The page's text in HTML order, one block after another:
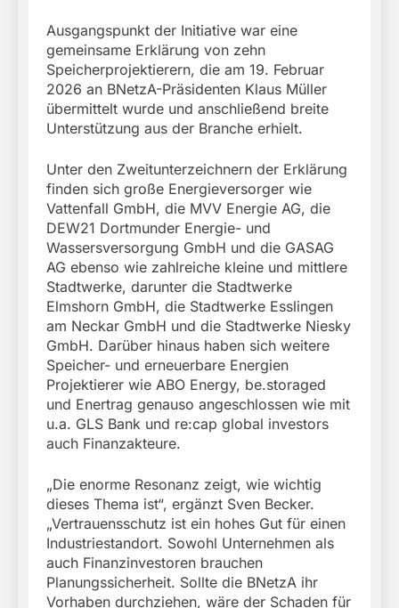
Ausgangspunkt der Initiative war eine
gemeinsame Erklärung von zehn
Speicherprojektierern, die am 19. Februar
2026 an BNetzA-Präsidenten Klaus Müller
übermittelt wurde und anschließend breite
Unterstützung aus der Branche erhielt.
Unter den Zweitunterzeichnern der Erklärung
finden sich große Energieversorger wie
Vattenfall GmbH, die MVV Energie AG, die
DEW21 Dortmunder Energie- und
Wassersversorgung GmbH und die GASAG
AG ebenso wie zahlreiche kleine und mittlere
Stadtwerke, darunter die Stadtwerke
Elmshorn GmbH, die Stadtwerke Esslingen
am Neckar GmbH und die Stadtwerke Niesky
GmbH. Darüber hinaus haben sich weitere
Speicher- und erneuerbare Energien
Projektierer wie ABO Energy, be.storaged
und Enertrag genauso angeschlossen wie mit
u.a. GLS Bank und re:cap global investors
auch Finanzakteure.
„Die enorme Resonanz zeigt, wie wichtig
dieses Thema ist“, ergänzt Sven Becker.
„Vertrauensschutz ist ein hohes Gut für einen
Industriestandort. Sowohl Unternehmen als
auch Finanzinvestoren brauchen
Planungssicherheit. Sollte die BNetzA ihr
Vorhaben durchziehen, wäre der Schaden für